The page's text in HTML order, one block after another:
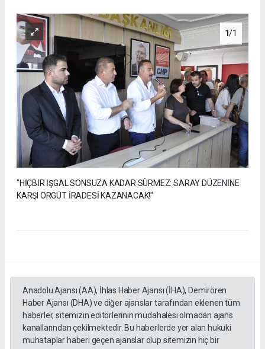
1/1
"HİÇBİR İŞGAL SONSUZA KADAR SÜRMEZ: SARAY DÜZENİNE
KARŞI ÖRGÜT İRADESİ KAZANACAK!"
Anadolu Ajansı (AA), İhlas Haber Ajansı (İHA), Demirören
Haber Ajansı (DHA) ve diğer ajanslar tarafından eklenen tüm
haberler, sitemizin editörlerinin müdahalesi olmadan ajans
kanallarından çekilmektedir. Bu haberlerde yer alan hukuki
muhataplar haberi geçen ajanslar olup sitemizin hiç bir